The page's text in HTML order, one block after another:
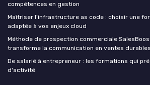
compétences en gestion
Maîtriser l’infrastructure as code : choisir une
adaptée à vos enjeux cloud
Méthode de prospection commerciale
transforme la communication en ventes durables
De salarié à entrepreneur : les formations qui
d'activité